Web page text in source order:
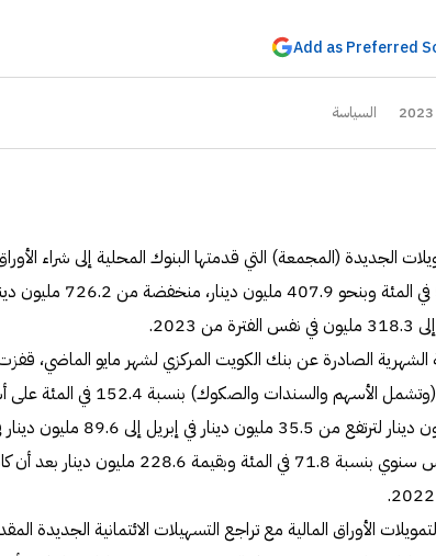
Add as Preferred
السياسة
أشهر بنسبة 56.2 في المئة
الصادرة عن بنك الكويت المركزي لشهر مايو الماضي، قفزت
لشراء أوراق مالية (وتشمل الأسهم والسندات
وبقيمة 54.1 مليون دينار لترتفع من 35.5